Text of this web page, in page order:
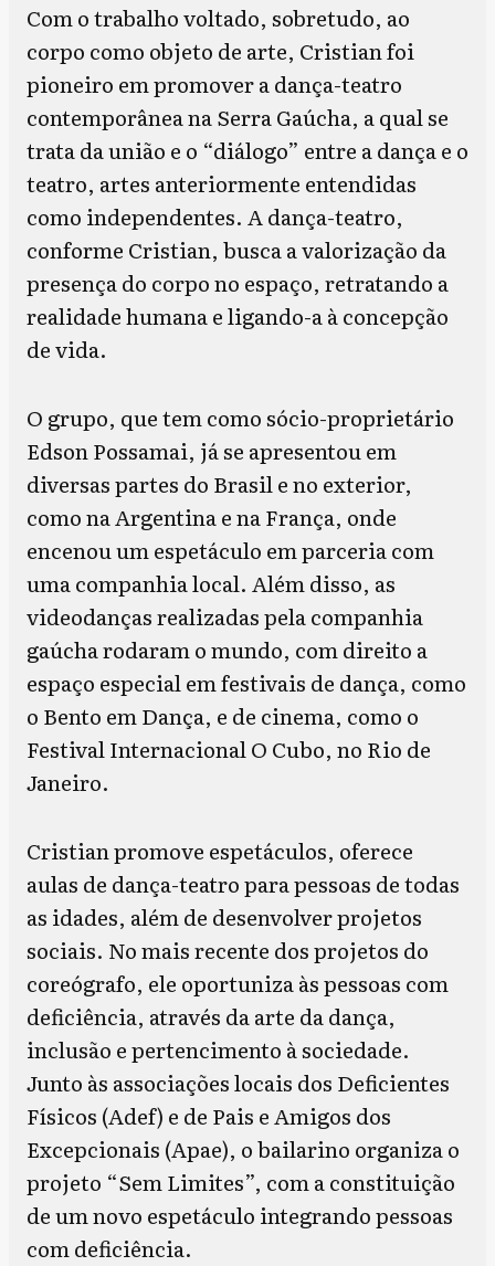
Com o trabalho voltado, sobretudo, ao
corpo como objeto de arte, Cristian foi
pioneiro em promover a dança-teatro
contemporânea na Serra Gaúcha, a qual se
trata da união e o “diálogo” entre a dança e o
teatro, artes anteriormente entendidas
como independentes. A dança-teatro,
conforme Cristian, busca a valorização da
presença do corpo no espaço, retratando a
realidade humana e ligando-a à concepção
de vida.
O grupo, que tem como sócio-proprietário
Edson Possamai, já se apresentou em
diversas partes do Brasil e no exterior,
como na Argentina e na França, onde
encenou um espetáculo em parceria com
uma companhia local. Além disso, as
videodanças realizadas pela companhia
gaúcha rodaram o mundo, com direito a
espaço especial em festivais de dança, como
o Bento em Dança, e de cinema, como o
Festival Internacional O Cubo, no Rio de
Janeiro.
Cristian promove espetáculos, oferece
aulas de dança-teatro para pessoas de todas
as idades, além de desenvolver projetos
sociais. No mais recente dos projetos do
coreógrafo, ele oportuniza às pessoas com
deficiência, através da arte da dança,
inclusão e pertencimento à sociedade.
Junto às associações locais dos Deficientes
Físicos (Adef) e de Pais e Amigos dos
Excepcionais (Apae), o bailarino organiza o
projeto “Sem Limites”, com a constituição
de um novo espetáculo integrando pessoas
com deficiência.